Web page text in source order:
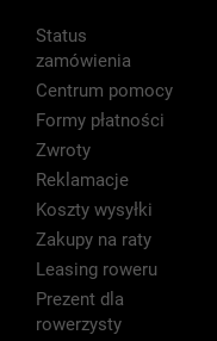
Status
zamówienia
Centrum pomocy
Formy płatności
Zwroty
Reklamacje
Koszty wysyłki
Zakupy na raty
Leasing roweru
Prezent dla
rowerzysty